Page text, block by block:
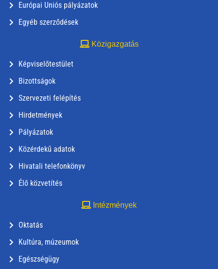
Európai Uniós pályázatok
Egyéb szerződések
Közigazgatás
Képviselőtestület
Bizottságok
Szervezeti felépítés
Hirdetmények
Pályázatok
Közérdekű adatok
Hivatali telefonkönyv
Élő közvetítés
Intézmények
Oktatás
Kultúra, múzeumok
Egészségügy